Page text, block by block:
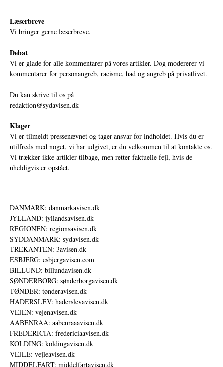
Læserbreve
Vi bringer gerne læserbreve.
Debat
Vi er glade for alle kommentarer på vores artikler. Dog modererer vi
kommentarer for personangreb, racisme, had og angreb på privatlivet.
Du kan skrive til os på
redaktion@sydavisen.dk
Klager
Vi er tilmeldt pressenævnet og tager ansvar for indholdet. Hvis du er
utilfreds med noget, vi har udgivet, er du velkommen til at kontakte os.
Vi trækker ikke artikler tilbage, men retter faktuelle fejl, hvis de
uheldigvis er opstået.
DANMARK: danmarkavisen.dk
JYLLAND: jyllandsavisen.dk
REGIONEN: regionsavisen.dk
SYDDANMARK: sydavisen.dk
TREKANTEN: 3avisen.dk
ESBJERG: esbjergavisen.com
BILLUND: billundavisen.dk
SØNDERBORG: sønderborgavisen.dk
TØNDER: tønderavisen.dk
HADERSLEV: haderslevavisen.dk
VEJEN: vejenavisen.dk
AABENRAA: aabenraaavisen.dk
FREDERICIA: fredericiaavisen.dk
KOLDING: koldingavisen.dk
VEJLE: vejleavisen.dk
MIDDELFART: middelfartavisen.dk